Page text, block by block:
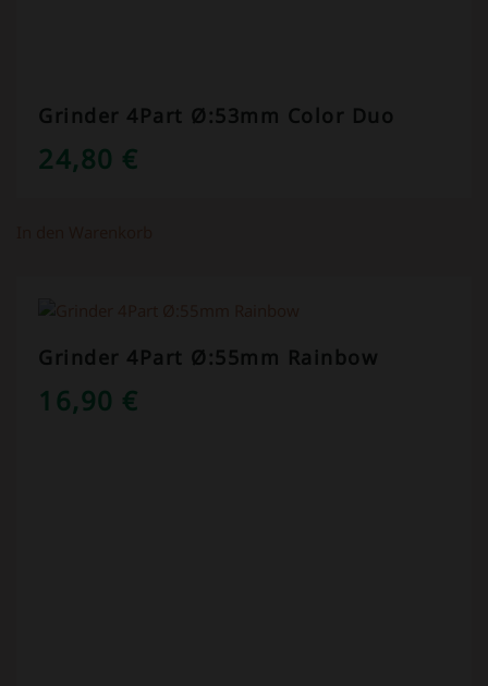
Grinder 4Part Ø:53mm Color Duo
24,80 €
Grinder 4Part Ø:55mm Rainbow
16,90 €